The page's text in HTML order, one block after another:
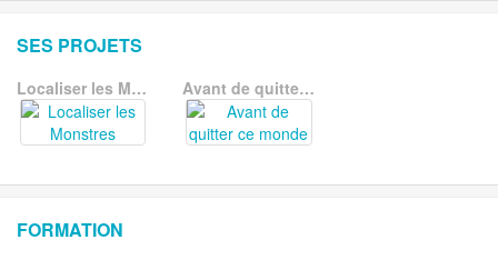
SES PROJETS
Localiser les Monstres Avant de quitter ce monde
FORMATION